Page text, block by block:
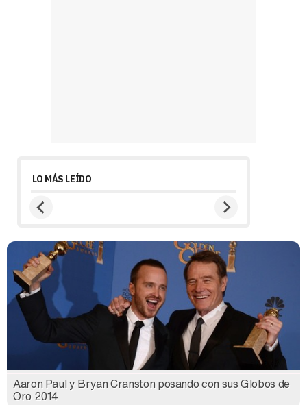
LO MÁS LEÍDO
Aaron Paul y Bryan Cranston posando con sus Globos de
Oro 2014